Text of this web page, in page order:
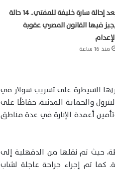
بعد إحالة سارة خليفة للمفتي.. 14 حالة
فيها القانون المصري عقوبة
منذ 16 ساعة
السيطرة على تسريب سولار في
والحماية المدنية، حفاظًا على
وصيانة فواصل الكباري وتأمين أعمدة الإنارة في عدة مناطق
حيث تم نقلها من الدقهلية إلى
كما تم إجراء جراحة عاجلة لشاب